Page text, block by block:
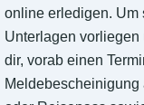
online erledigen. Um
Unterlagen
dir, vorab einen